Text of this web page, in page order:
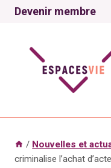
AllerDevenir membre
/ Nouvelles et
criminalise l’achat